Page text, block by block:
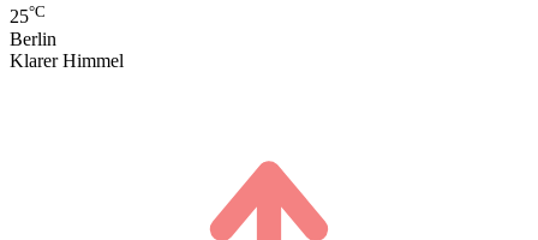
25°C
Berlin
Klarer Himmel